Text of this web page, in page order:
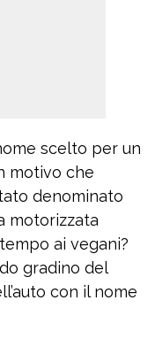
scelto per un
motivo che
denominato
motorizzata
ai vegani?
gradino del
con il nome